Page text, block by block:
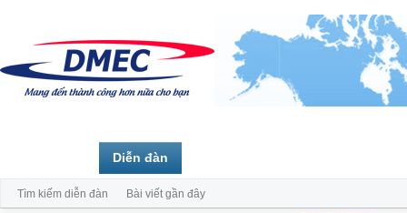
Diễn đàn
Tìm kiếm diễn đàn Bài viết gần đây